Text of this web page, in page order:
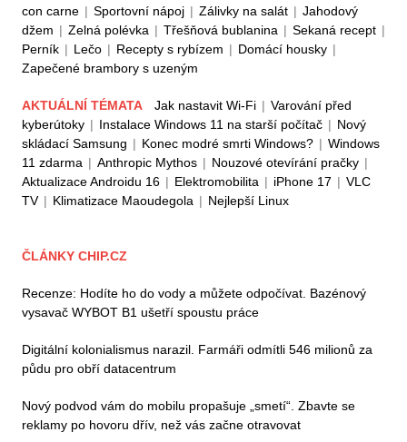
con carne | Sportovní nápoj | Zálivky na salát | Jahodový
džem | Zelná polévka | Třešňová bublanina | Sekaná recept |
Perník | Lečo | Recepty s rybízem | Domácí housky |
Zapečené brambory s uzeným
AKTUÁLNÍ TÉMATA Jak nastavit Wi-Fi | Varování před
kyberútoky | Instalace Windows 11 na starší počítač | Nový
skládací Samsung | Konec modré smrti Windows? | Windows
11 zdarma | Anthropic Mythos | Nouzové otevírání pračky |
Aktualizace Androidu 16 | Elektromobilita | iPhone 17 | VLC
TV | Klimatizace Maoudegola | Nejlepší Linux
ČLÁNKY CHIP.CZ
Recenze: Hodíte ho do vody a můžete odpočívat. Bazénový
vysavač WYBOT B1 ušetří spoustu práce
Digitální kolonialismus narazil. Farmáři odmítli 546 milionů za
půdu pro obří datacentrum
Nový podvod vám do mobilu propašuje „smetí“. Zbavte se
reklamy po hovoru dřív, než vás začne otravovat